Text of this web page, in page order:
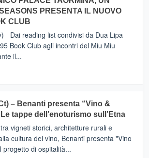
PRESENTA IL NUOVO
CLUB
- Dai reading list condivisi da Dua Lipa
Book Club agli incontri del Miu Miu
il...
– Benanti presenta “Vino &
tappe dell’enoturismo sull’Etna
vigneti storici, architetture rurali e
cultura del vino, Benanti presenta "Vino
progetto di ospitalità...